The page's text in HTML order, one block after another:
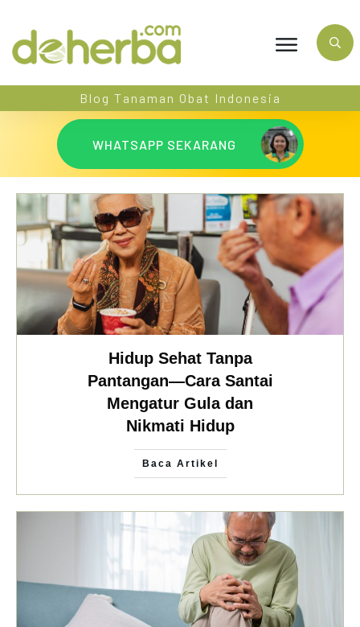
Blog Tanaman Obat Indonesia
WHATSAPP SEKARANG
Hidup Sehat Tanpa
Pantangan—Cara Santai
Mengatur Gula dan
Nikmati Hidup
Baca Artikel